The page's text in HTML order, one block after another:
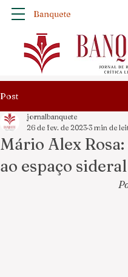
Banquete
Post
Mário Alex Rosa:
ao espaço sideral
jornalbanquete
26 de fev. de 2023 3 min de